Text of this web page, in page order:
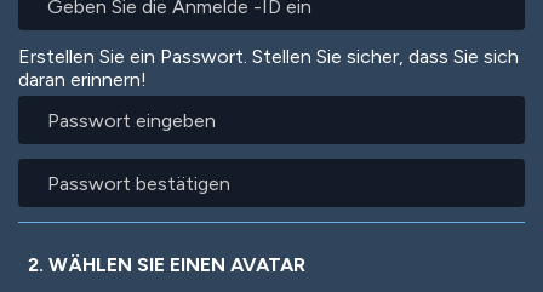
Erstellen Sie ein Passwort. Stellen Sie sicher, dass Sie sich
daran erinnern!
eingeben
bestätigen
2. WÄHLEN SIE EINEN AVATAR